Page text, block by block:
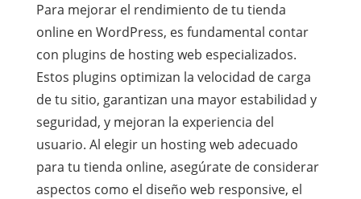
Para mejorar el rendimiento de tu tienda
online en WordPress, es fundamental contar
con plugins de hosting web especializados.
Estos plugins optimizan la velocidad de carga
de tu sitio, garantizan una mayor estabilidad y
seguridad, y mejoran la experiencia del
usuario. Al elegir un hosting web adecuado
para tu tienda online, asegúrate de considerar
aspectos como el diseño web responsive, el